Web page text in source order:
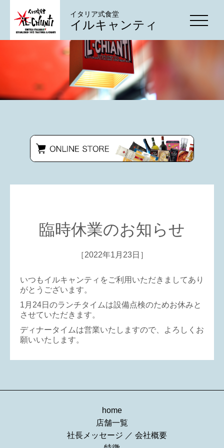
イタリア式食堂
イルキャンティ
臨時休業のお知らせ
［2022年1月23日］
いつもイルキャンティをご利用いただきましてあり
がとうございます。
1月24日のランチタイムは設備点検のためお休みと
させていただきます。
ディナータイムは営業いたしますので、よろしくお
願いいたします。
home
店舗一覧
社長メッセージ ／ 会社概要